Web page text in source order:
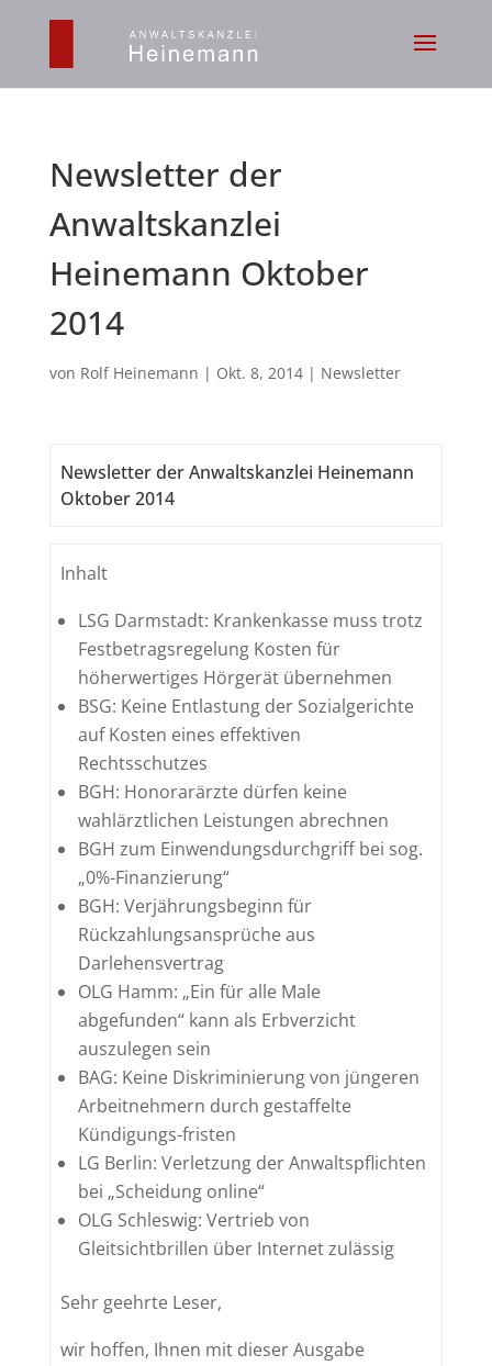
Newsletter der
Anwaltskanzlei
Heinemann Oktober
2014
von Rolf Heinemann | Okt. 8, 2014| Newsletter
Newsletter der Anwaltskanzlei Heinemann
Oktober 2014
Inhalt
LSG Darmstadt: Krankenkasse muss trotz
Festbetragsregelung Kosten für
höherwertiges Hörgerät übernehmen
BSG: Keine Entlastung der Sozialgerichte
auf Kosten eines effektiven
Rechtsschutzes
BGH: Honorarärzte dürfen keine
wahlärztlichen Leistungen abrechnen
BGH zum Einwendungsdurchgriff bei sog.
„0%-Finanzierung“
BGH: Verjährungsbeginn für
Rückzahlungsansprüche aus
Darlehensvertrag
OLG Hamm: „Ein für alle Male
abgefunden“ kann als Erbverzicht
auszulegen sein
BAG: Keine Diskriminierung von jüngeren
Arbeitnehmern durch gestaffelte
Kündigungs-fristen
LG Berlin: Verletzung der Anwaltspflichten
bei „Scheidung online“
OLG Schleswig: Vertrieb von
Gleitsichtbrillen über Internet zulässig
Sehr geehrte Leser,
wir hoffen, Ihnen mit dieser Ausgabe